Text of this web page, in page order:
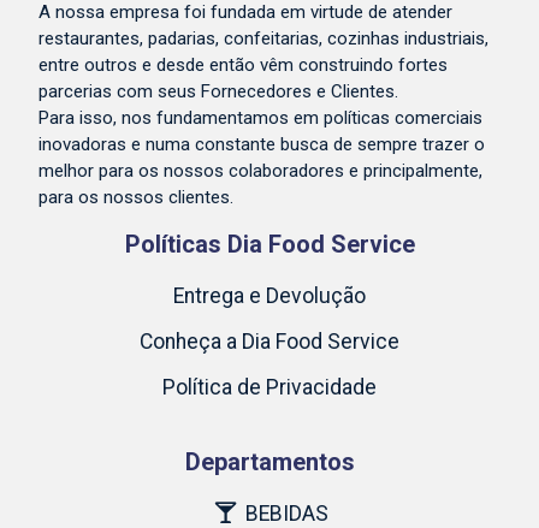
A nossa empresa foi fundada em virtude de atender
restaurantes, padarias, confeitarias, cozinhas industriais,
entre outros e desde então vêm construindo fortes
parcerias com seus Fornecedores e Clientes.
Para isso, nos fundamentamos em políticas comerciais
inovadoras e numa constante busca de sempre trazer o
melhor para os nossos colaboradores e principalmente,
para os nossos clientes.
Políticas Dia Food Service
Entrega e Devolução
Conheça a Dia Food Service
Política de Privacidade
Departamentos
BEBIDAS